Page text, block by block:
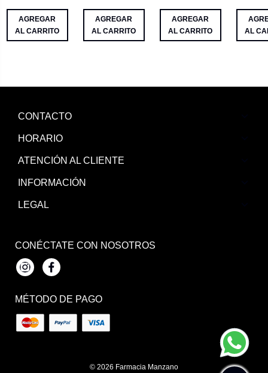
AGREGAR
AL CARRITO
AGREGAR
AL CARRITO
AGREGAR
AL CARRITO
AL
CONTACTO
HORARIO
ATENCIÓN AL CLIENTE
INFORMACIÓN
LEGAL
CONÉCTATE CON NOSOTROS
InstagramFacebook
MÉTODO DE PAGO
© 2026 Farmacia Manzano